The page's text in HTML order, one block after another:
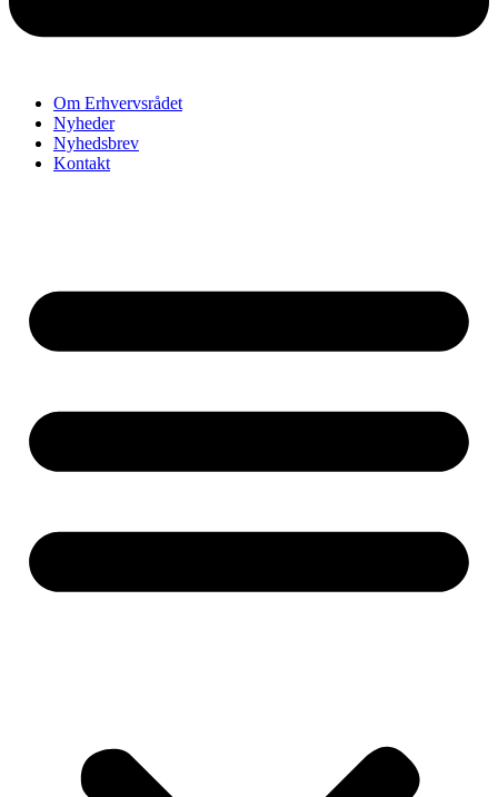
Om Erhvervsrådet
Nyheder
Nyhedsbrev
Kontakt